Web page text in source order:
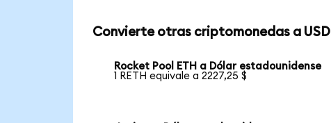
Convierte otras criptomonedas a USD
Rocket Pool ETH a Dólar estadounidense
1 RETH equivale a 2227,25 $